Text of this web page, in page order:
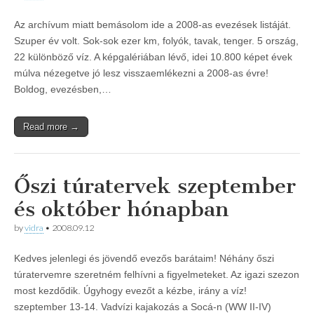
Az archívum miatt bemásolom ide a 2008-as evezések listáját.
Szuper év volt. Sok-sok ezer km, folyók, tavak, tenger. 5 ország,
22 különböző víz. A képgalériában lévő, idei 10.800 képet évek
múlva nézegetve jó lesz visszaemlékezni a 2008-as évre!
Boldog, evezésben,…
Read more →
Őszi túratervek szeptember
és október hónapban
byvidra • 2008.09.12
Kedves jelenlegi és jövendő evezős barátaim! Néhány őszi
túratervemre szeretném felhívni a figyelmeteket. Az igazi szezon
most kezdődik. Úgyhogy evezőt a kézbe, irány a víz!
szeptember 13-14. Vadvízi kajakozás a Socá-n (WW II-IV)